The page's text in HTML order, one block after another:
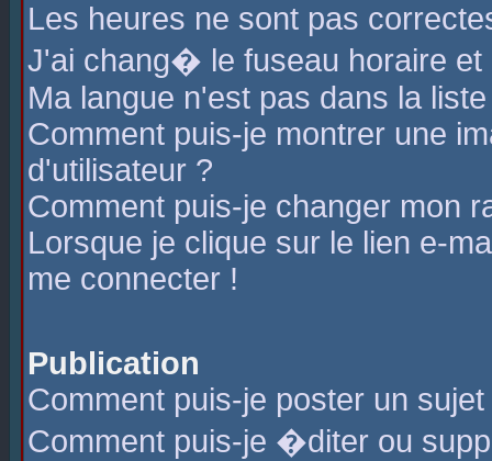
Les heures ne sont pas
J'ai chang� le fuseau horaire
Ma langue n'est pas dans la
Comment puis-je montrer une
d'utilisateur ?
Comment puis-je changer mon
Lorsque je clique sur le lien e-
me connecter !
Publication
Comment puis-je poster un
Comment puis-je �diter ou